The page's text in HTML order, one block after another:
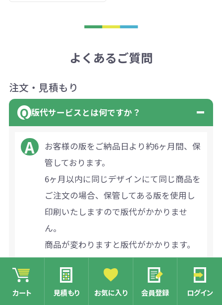
カート 見積もり お気に入り 会員登録 ログイン
よくあるご質問
注文・見積もり
版代サービスとは何ですか？
お客様の版をご納品日より約6ヶ月間、保
管しております。
6ヶ月以内に同じデザインにて同じ商品を
ご注文の場合、保管してある版を使用し
印刷いたしますので版代がかかりませ
ん。
商品が変わりますと版代がかかります。
また、6ヶ月を過ぎますと同じデザインで
のご注文の場合でも版代がかかります。
尚、何回か版を使うと劣化する為、版を